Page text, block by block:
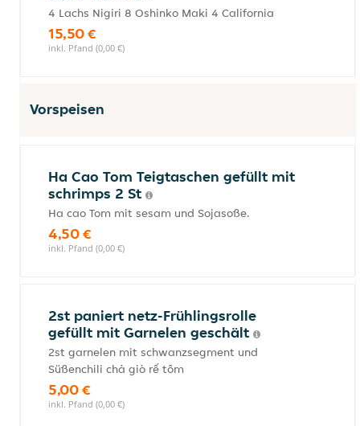
4 Lachs Nigiri 8 Oshinko Maki 4 California
15,50 €
inkl. Pfand (0,00 €)
Vorspeisen
Ha Cao Tom Teigtaschen gefüllt mit
schrimps 2 St
Ha cao Tom mit sesam und Sojasoße.
4,50 €
inkl. Pfand (0,00 €)
2st paniert netz-Frühlingsrolle
gefüllt mit Garnelen geschält
2st garnelen mit schwanzsegment und
Süßenchili chả giò rế tôm
5,00 €
inkl. Pfand (0,00 €)